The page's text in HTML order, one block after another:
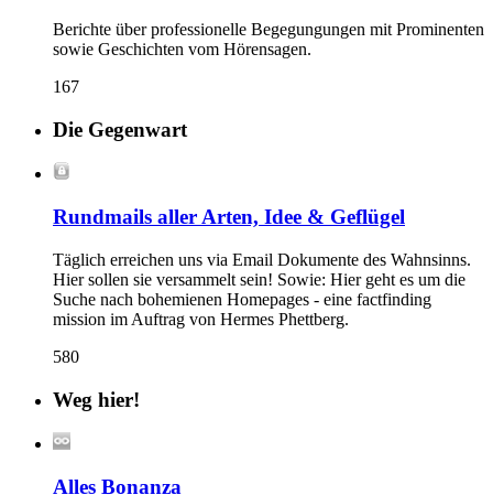
Berichte über professionelle Begegungungen mit Prominenten
sowie Geschichten vom Hörensagen.
167
Die Gegenwart
Rundmails aller Arten, Idee & Geflügel
Täglich erreichen uns via Email Dokumente des Wahnsinns.
Hier sollen sie versammelt sein! Sowie: Hier geht es um die
Suche nach bohemienen Homepages - eine factfinding
mission im Auftrag von Hermes Phettberg.
580
Weg hier!
Alles Bonanza